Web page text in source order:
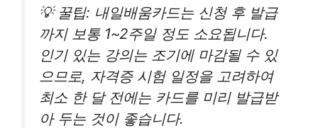
💡 꿀팁: 내일배움카드는 신청 후 발급
까지 보통 1~2주일 정도 소요됩니다.
인기 있는 강의는 조기에 마감될 수 있
으므로, 자격증 시험 일정을 고려하여
최소 한 달 전에는 카드를 미리 발급받
아 두는 것이 좋습니다.